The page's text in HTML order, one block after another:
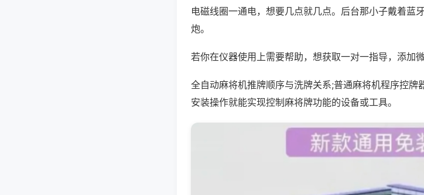
电磁线圈一通电，想要几点就几点。后台那小子戴着蓝
炮。
若你在仪器使用上需要帮助，想获取一对一指导，添加
全自动麻将机推牌顺序与洗牌关系;普通麻将机程序控
安装操作就能实现控制麻将牌功能的设备或工具。